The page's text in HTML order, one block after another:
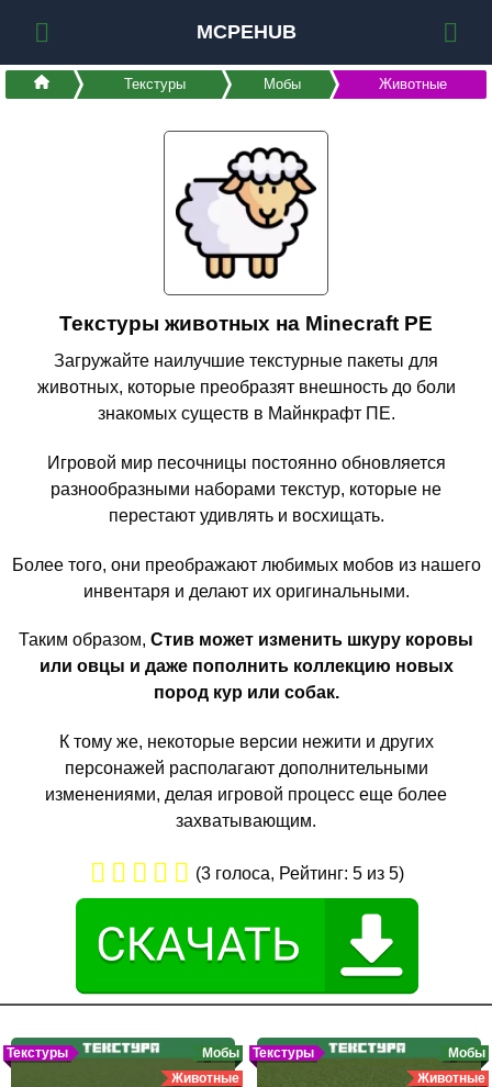
MCPEHUB
Текстуры Мобы Животные
Текстуры животных на Minecraft PE
Загружайте наилучшие текстурные пакеты для
животных, которые преобразят внешность до боли
знакомых существ в Майнкрафт ПЕ.
Игровой мир песочницы постоянно обновляется
разнообразными наборами текстур, которые не
перестают удивлять и восхищать.
Более того, они преображают любимых мобов из нашего
инвентаря и делают их оригинальными.
Таким образом, Стив может изменить шкуру коровы
или овцы и даже пополнить коллекцию новых
пород кур или собак.
К тому же, некоторые версии нежити и других
персонажей располагают дополнительными
изменениями, делая игровой процесс еще более
захватывающим.
(3голоса, Рейтинг: 5из 5)
Текстуры
Мобы
Животные
Текстуры
Мобы
Животные